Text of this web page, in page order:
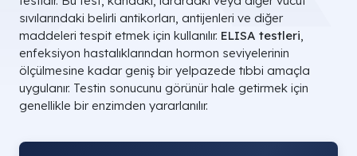
sıvılarındaki belirli antikorları, antijenleri ve diğer
maddeleri tespit etmek için kullanılır. ELISA testleri,
enfeksiyon hastalıklarından hormon seviyelerinin
ölçülmesine kadar geniş bir yelpazede tıbbi amaçla
uygulanır. Testin sonucunu görünür hale getirmek için
genellikle bir enzimden yararlanılır.